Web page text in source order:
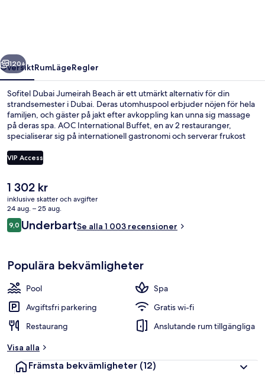
Nästa
120+
ÖversiktRumLägeRegler
Sofitel Dubai Jumeirah Beach är ett utmärkt alternativ för din
strandsemester i Dubai. Deras utomhuspool erbjuder nöjen för hela
familjen, och gäster på jakt efter avkoppling kan unna sig massage
på deras spa. AOC International Buffet, en av 2 restauranger,
specialiserar sig på internationell gastronomi och serverar frukost
dygnet runt-öppet fitnesscenter och en bastu på detta hotell i
lyxstil. Den hjälpsamma personalen och närheten till stranden brukar
Jumeirah Beach Residence 2 spårvagnsstation tar det 4 minuter att
gå och till Jumeirah Beach Residence 1 spårvagnshållplats är det 13
minuter.
VIP Access
Det
nuvarande
priset
är
1 302 kr
1 302 kr
inklusive skatter och avgifter
24 aug. – 25 aug.
Recensioner
9,09,0 av 10,
UnderbartSe alla 1 003 recensioner
Populära bekvämligheter
Pool
Spa
Avgiftsfri parkering
Gratis wi-fi
Restaurang
Anslutande rum tillgängliga
Visa alla
Främsta bekvämligheter (12)